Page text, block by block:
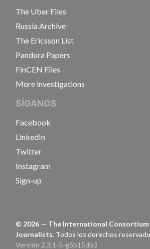
The Uber Files
Russia Archive
The Ericsson List
Pandora Papers
FinCEN Files
More investigations
SÍGANOS
Facebook
LinkedIn
Twitter
Instagram
Sign-up
© 2026 — The International
Journalists. Todos los derechos
Versión 2.3.1-5-g5b15db3